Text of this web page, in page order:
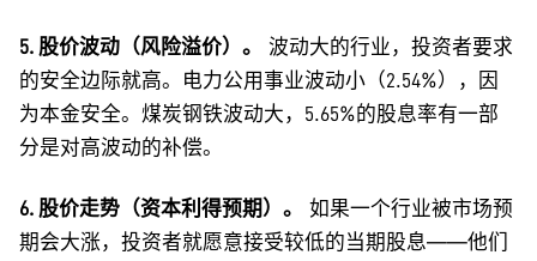
5. 股价波动（风险溢价）。
波动大的行业，投资者要求
的安全边际就高。电力公用事业波动小（2.54%），因
为本金安全。煤炭钢铁波动大，5.65%的股息率有一部
分是对高波动的补偿。
6. 股价走势（资本利得预期）。
如果一个行业被市场预
期会大涨，投资者就愿意接受较低的当期股息——他们